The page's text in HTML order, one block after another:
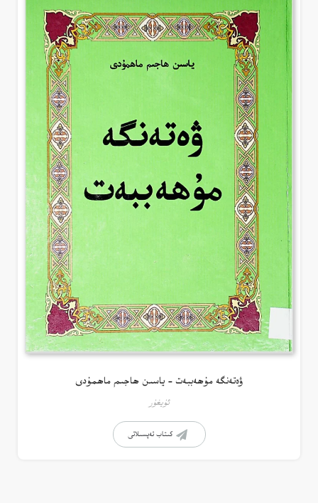
ۋەتەنگە مۇھەببەت – ياسىن ھاجىم ماھمۇدى
ئۇيغۇر
كىتاب تەپسىلاتى